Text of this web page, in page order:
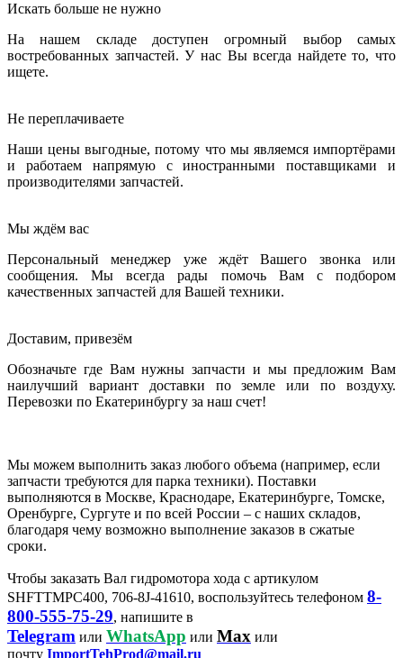
Искать больше не нужно
На нашем складе доступен огромный выбор самых
востребованных запчастей. У нас Вы всегда найдете то, что
ищете.
Не переплачиваете
Наши цены выгодные, потому что мы являемся импортёрами
и работаем напрямую с иностранными поставщиками и
производителями запчастей.
Мы ждём вас
Персональный менеджер уже ждёт Вашего звонка или
сообщения. Мы всегда рады помочь Вам с подбором
качественных запчастей для Вашей техники.
Доставим, привезём
Обозначьте где Вам нужны запчасти и мы предложим Вам
наилучший вариант доставки по земле или по воздуху.
Перевозки по Екатеринбургу за наш счет!
Мы можем выполнить заказ любого объема (например, если
запчасти требуются для парка техники). Поставки
выполняются в Москве, Краснодаре, Екатеринбурге, Томске,
Оренбурге, Сургуте и по всей России – с наших складов,
благодаря чему возможно выполнение заказов в сжатые
сроки.
Чтобы заказать Вал гидромотора хода с артикулом
SHFTTMPC400, 706-8J-41610, воспользуйтесь телефоном 8-
800-555-75-29, напишите в
Telegram или WhatsApp или Max или
почту ImportTehProd@mail.ru